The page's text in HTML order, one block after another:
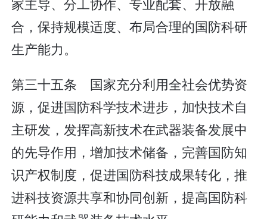
合，保持规模适度、布局合理的国防科研
生产能力。
第三十五条 国家充分利用全社会优势资
源，促进国防科学技术进步，加快技术自
主研发，发挥高新技术在武器装备发展中
的先导作用，增加技术储备，完善国防知
识产权制度，促进国防科技成果转化，推
进科技资源共享和协同创新，提高国防科